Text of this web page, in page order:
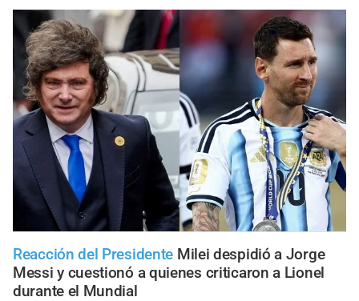
Reacción del Presidente Milei despidió a Jorge
Messi y cuestionó a quienes criticaron a Lionel
durante el Mundial